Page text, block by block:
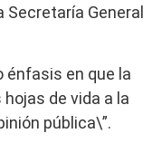
General
énfasis en que la
de vida a la
pública\”.